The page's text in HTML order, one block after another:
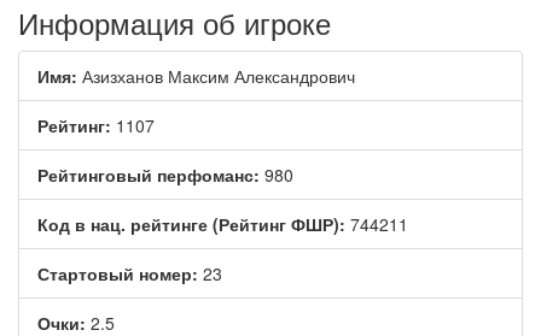
Информация об игроке
Имя: Азизханов Максим Александрович
Рейтинг: 1107
Рейтинговый перфоманс: 980
Код в нац. рейтинге (Рейтинг ФШР): 744211
Стартовый номер: 23
Очки: 2.5